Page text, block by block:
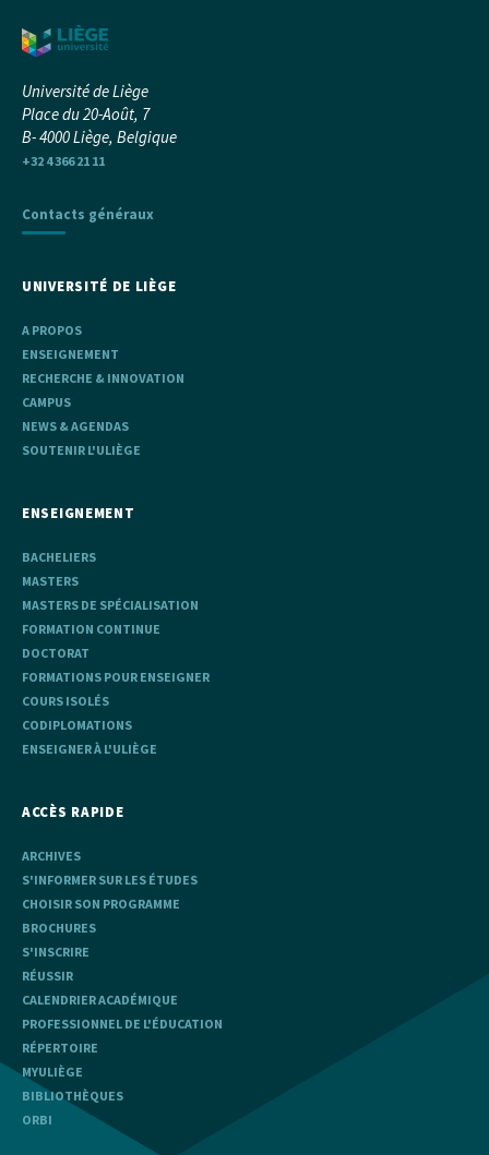
Université de Liège
Place du 20-Août, 7
B- 4000 Liège, Belgique
+32 4 366 21 11
Contacts généraux
UNIVERSITÉ DE LIÈGE
A PROPOS
ENSEIGNEMENT
RECHERCHE & INNOVATION
CAMPUS
NEWS & AGENDAS
SOUTENIR L'ULIÈGE
ENSEIGNEMENT
BACHELIERS
MASTERS
MASTERS DE SPÉCIALISATION
FORMATION CONTINUE
DOCTORAT
FORMATIONS POUR ENSEIGNER
COURS ISOLÉS
CODIPLOMATIONS
ENSEIGNER À L'ULIÈGE
ACCÈS RAPIDE
ARCHIVES
S'INFORMER SUR LES ÉTUDES
CHOISIR SON PROGRAMME
BROCHURES
S'INSCRIRE
RÉUSSIR
CALENDRIER ACADÉMIQUE
PROFESSIONNEL DE L'ÉDUCATION
RÉPERTOIRE
MYULIÈGE
BIBLIOTHÈQUES
ORBI